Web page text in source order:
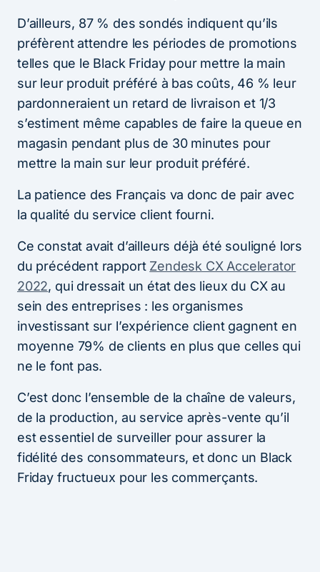
D’ailleurs, 87 % des sondés indiquent qu’ils
préfèrent attendre les périodes de promotions
telles que le Black Friday pour mettre la main
sur leur produit préféré à bas coûts, 46 % leur
pardonneraient un retard de livraison et 1/3
s’estiment même capables de faire la queue en
magasin pendant plus de 30 minutes pour
mettre la main sur leur produit préféré.
La patience des Français va donc de pair avec
la qualité du service client fourni.
Ce constat avait d’ailleurs déjà été souligné lors
du précédent rapport Zendesk CX Accelerator
2022, qui dressait un état des lieux du CX au
sein des entreprises : les organismes
investissant sur l’expérience client gagnent en
moyenne 79% de clients en plus que celles qui
ne le font pas.
C’est donc l’ensemble de la chaîne de valeurs,
de la production, au service après-vente qu’il
est essentiel de surveiller pour assurer la
fidélité des consommateurs, et donc un Black
Friday fructueux pour les commerçants.